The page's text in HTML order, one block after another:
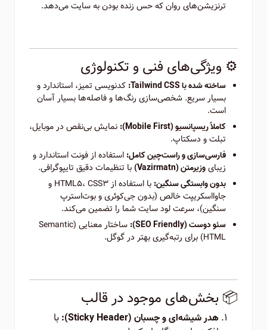
ترنزیشن‌های روان که حس زنده بودن به سایت می‌دهد.
⚙️ ویژگی‌های فنی و تکنولوژی
ساخته شده با Tailwind CSS:
کدنویسی تمیز، استاندارد و
بسیار سریع. شخصی‌سازی رنگ‌ها و فاصله‌ها بسیار آسان
است.
کاملاً ریسپانسیو (Mobile First):
نمایش بی‌نقص در موبایل،
تبلت و دسکتاپ.
فارسی‌سازی و راست‌چین کامل: استفاده از فونت استاندارد و
زیبایوزیرمتن (Vazirmatn) با تنظیمات دقیق تایپوگرافی.
بدون وابستگی سنگین:
با استفاده از HTML5، CSS3 و
جاوااسکریپت خالص (بدون جی‌کوئری و بوت‌استرپ
سنگین)، سرعت لود سایت شما را تضمین می‌کند.
سئو دوست (SEO Friendly):
ساختار معنایی (Semantic
HTML) برای رتبه‌گیری بهتر در گوگل.
📦 بخش‌های موجود در قالب
هدر شیشه‌ای و چسبان (Sticky Header):
با